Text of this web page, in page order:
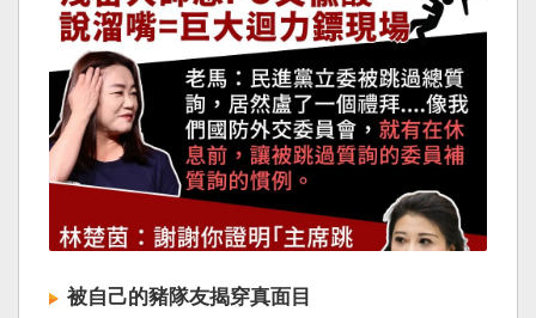
被自己的豬隊友揭穿真面目